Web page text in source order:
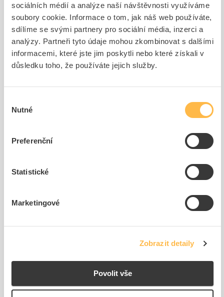
sociálních médií a analýze naší návštěvnosti využíváme
soubory cookie. Informace o tom, jak náš web používáte,
sdílíme se svými partnery pro sociální média, inzerci a
analýzy. Partneři tyto údaje mohou zkombinovat s dalšími
informacemi, které jste jim poskytli nebo které získali v
důsledku toho, že používáte jejich služby.
souhlasu
Nutné
Preferenční
Statistické
Marketingové
Zobrazit detaily
Povolit vše
Související produkty
LED39S/840 PSE-E WB
LOVATO P 1W 125lm 3h
11.252.684
košíku